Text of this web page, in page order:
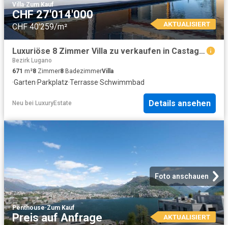
Villa·Zum Kauf
CHF 27'014'000
CHF 40'259/m² AKTUALISIERT
Luxuriöse 8 Zimmer Villa zu verkaufen in Castagnola, Kanton Tessin
Bezirk Lugano
671 m²8 Zimmer8 BadezimmerVilla
·Garten·Parkplatz·Terrasse·Schwimmbad
Neu bei LuxuryEstate Details ansehen
Foto anschauen
Penthouse·Zum Kauf
Preis auf Anfrage AKTUALISIERT